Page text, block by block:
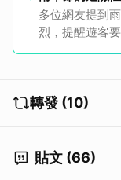
多位網友提到
烈，提醒遊客
轉發 (10)
貼文 (66)